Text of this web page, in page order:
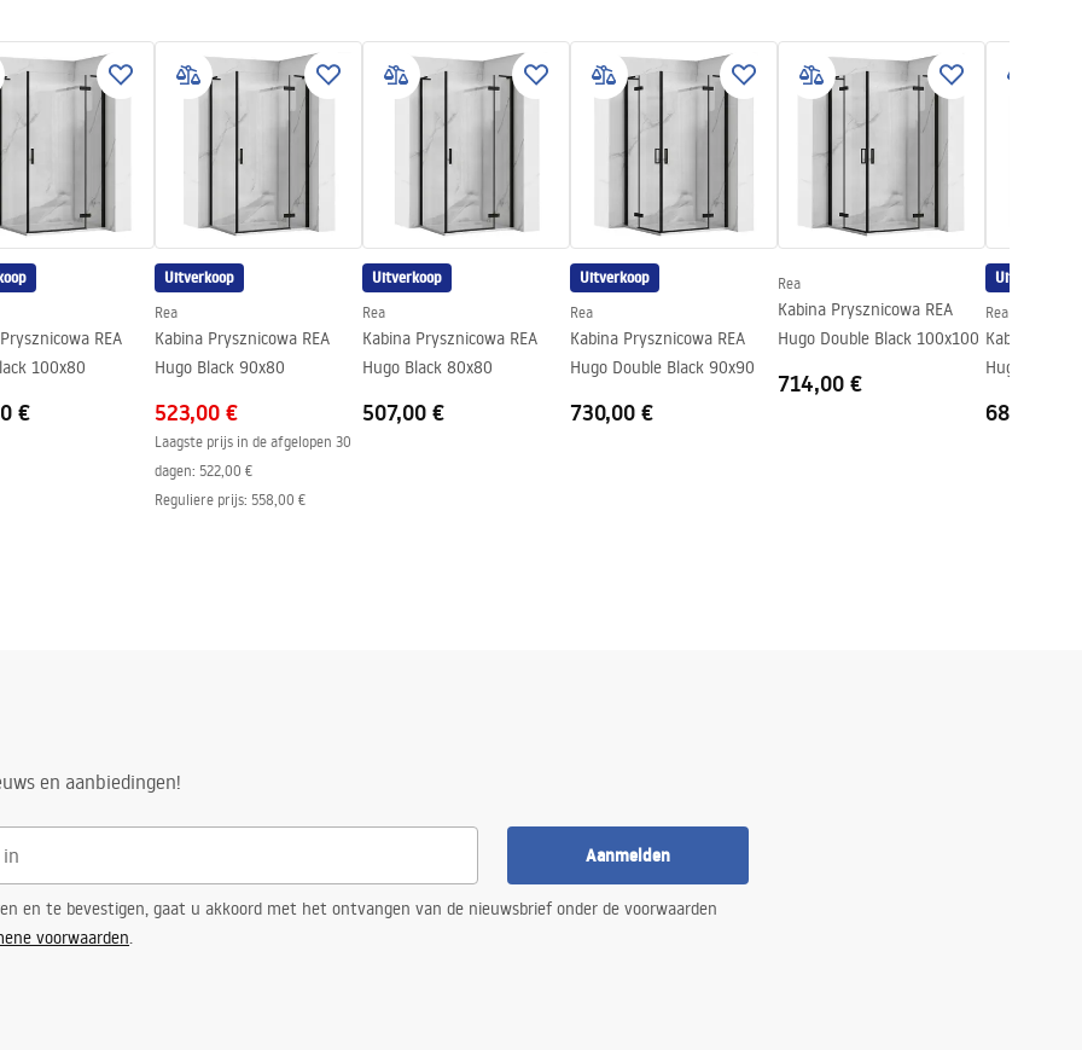
_5.pdf
REA
100x80
€
Uitverkoop
Rea
Kabina Prysznicowa REA
Hugo Black 90x80
523,00 €
Laagste prijs in de afgelopen 30
dagen: 522,00 €
Reguliere prijs: 558,00 €
Uitverkoop
Rea
Kabina Prysznicowa REA
Hugo Black 80x80
507,00 €
Uitverkoop
Rea
Kabina Prysznicowa REA
Hugo Double Black 90x90
730,00 €
Rea
Kabina Prysznicowa REA
Hugo Double Black 100x100
714,00 €
Uitverkoop
Rea
Kabina
Hugo
686,00 €
en aanbiedingen!
Aanmelden
en te bevestigen, gaat u akkoord met het ontvangen van de nieuwsbrief onder de voorwaarden
voorwaarden.